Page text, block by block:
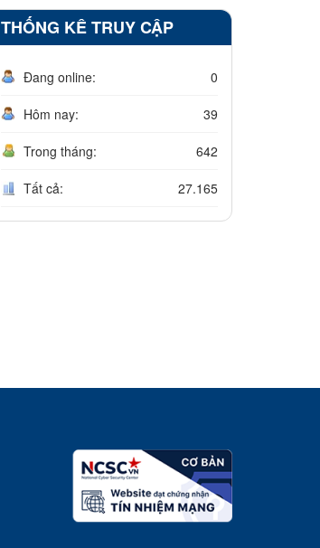
THỐNG KÊ TRUY CẬP
Đang online: 0
Hôm nay: 39
Trong tháng: 642
Tất cả: 27.165